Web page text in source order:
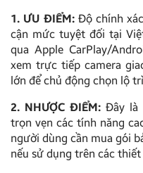
1. ƯU ĐIỂM:Độ chính
cận mức tuyệt đối tại
qua Apple CarPlay/
xem trực tiếp camera
lớn để chủ động chọn lộ
2. NHƯỢC ĐIỂM:Đây là
trọn vẹn các tính năng
người dùng cần mua gói
nếu sử dụng trên các